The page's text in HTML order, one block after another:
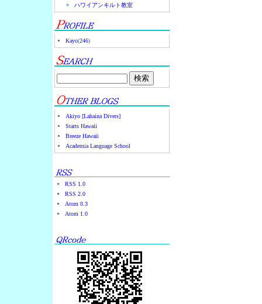
ハワイアンキルト教室
Kayo(246)
Akiyo [Lahaina Divers]
Starts Hawaii
Breeze Hawaii
Academia Language School
RSS 1.0
RSS 2.0
Atom 0.3
Atom 1.0